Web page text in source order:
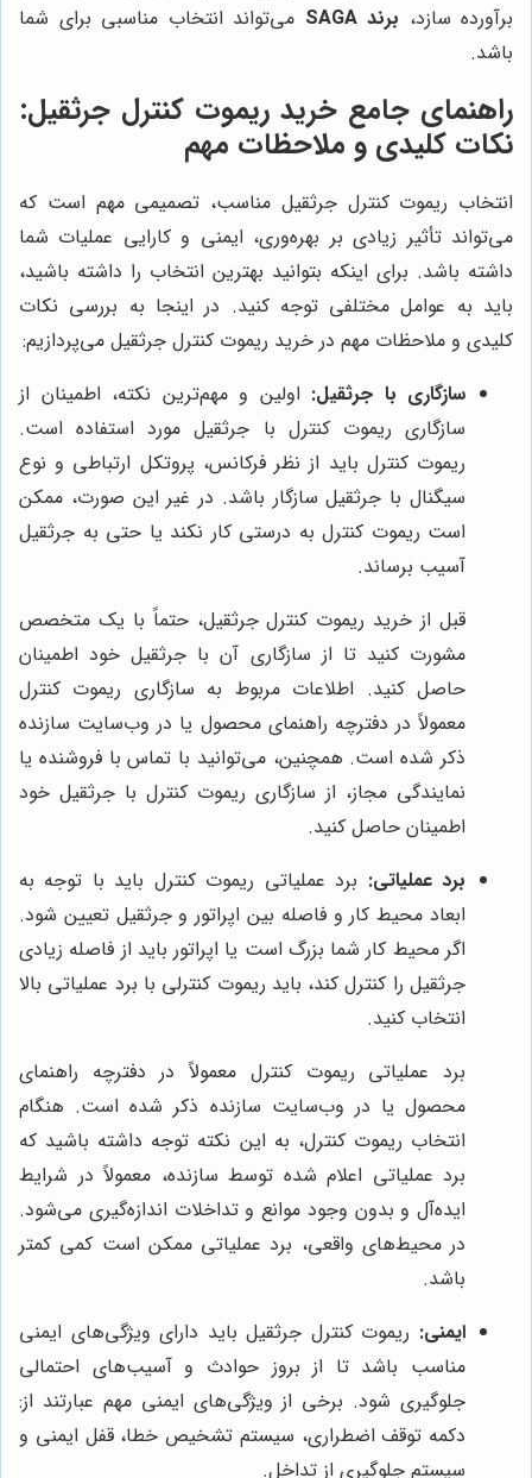
برآورده سازد، برند SAGA
می‌تواند انتخاب مناسبی برای شما
باشد.
راهنمای جامع خرید ریموت کنترل جرثقیل:
نکات کلیدی و ملاحظات مهم
انتخاب ریموت کنترل جرثقیل مناسب، تصمیمی مهم است که
می‌تواند تأثیر زیادی بر بهره‌وری، ایمنی و کارایی عملیات شما
داشته باشد. برای اینکه بتوانید بهترین انتخاب را داشته باشید،
باید به عوامل مختلفی توجه کنید. در اینجا به بررسی نکات
کلیدی و ملاحظات مهم در خرید ریموت کنترل جرثقیل می‌پردازیم:
سازگاری با جرثقیل: اولین و مهم‌ترین نکته، اطمینان از
سازگاری ریموت کنترل با جرثقیل مورد استفاده است.
ریموت کنترل باید از نظر فرکانس، پروتکل ارتباطی و نوع
سیگنال با جرثقیل سازگار باشد. در غیر این صورت، ممکن
است ریموت کنترل به درستی کار نکند یا حتی به جرثقیل
آسیب برساند.
قبل از خرید ریموت کنترل جرثقیل، حتماً با یک متخصص
مشورت کنید تا از سازگاری آن با جرثقیل خود اطمینان
حاصل کنید. اطلاعات مربوط به سازگاری ریموت کنترل
معمولاً در دفترچه راهنمای محصول یا در وب‌سایت سازنده
ذکر شده است. همچنین، می‌توانید با تماس با فروشنده یا
نمایندگی مجاز، از سازگاری ریموت کنترل با جرثقیل خود
اطمینان حاصل کنید.
برد عملیاتی: برد عملیاتی ریموت کنترل باید با توجه به
ابعاد محیط کار و فاصله بین اپراتور و جرثقیل تعیین شود.
اگر محیط کار شما بزرگ است یا اپراتور باید از فاصله زیادی
جرثقیل را کنترل کند، باید ریموت کنترلی با برد عملیاتی بالا
انتخاب کنید.
برد عملیاتی ریموت کنترل معمولاً در دفترچه راهنمای
محصول یا در وب‌سایت سازنده ذکر شده است. هنگام
انتخاب ریموت کنترل، به این نکته توجه داشته باشید که
برد عملیاتی اعلام شده توسط سازنده، معمولاً در شرایط
ایده‌آل و بدون وجود موانع و تداخلات اندازه‌گیری می‌شود.
در محیط‌های واقعی، برد عملیاتی ممکن است کمی کمتر
باشد.
ایمنی: ریموت کنترل جرثقیل باید دارای ویژگی‌های ایمنی
مناسب باشد تا از بروز حوادث و آسیب‌های احتمالی
جلوگیری شود. برخی از ویژگی‌های ایمنی مهم عبارتند از:
دکمه توقف اضطراری، سیستم تشخیص خطا، قفل ایمنی و
سیستم جلوگیری از تداخل.